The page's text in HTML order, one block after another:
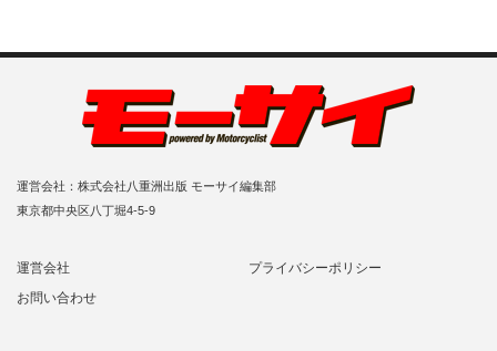
運営会社：株式会社八重洲出版 モーサイ編集部
東京都中央区八丁堀4-5-9
運営会社
プライバシーポリシー
お問い合わせ